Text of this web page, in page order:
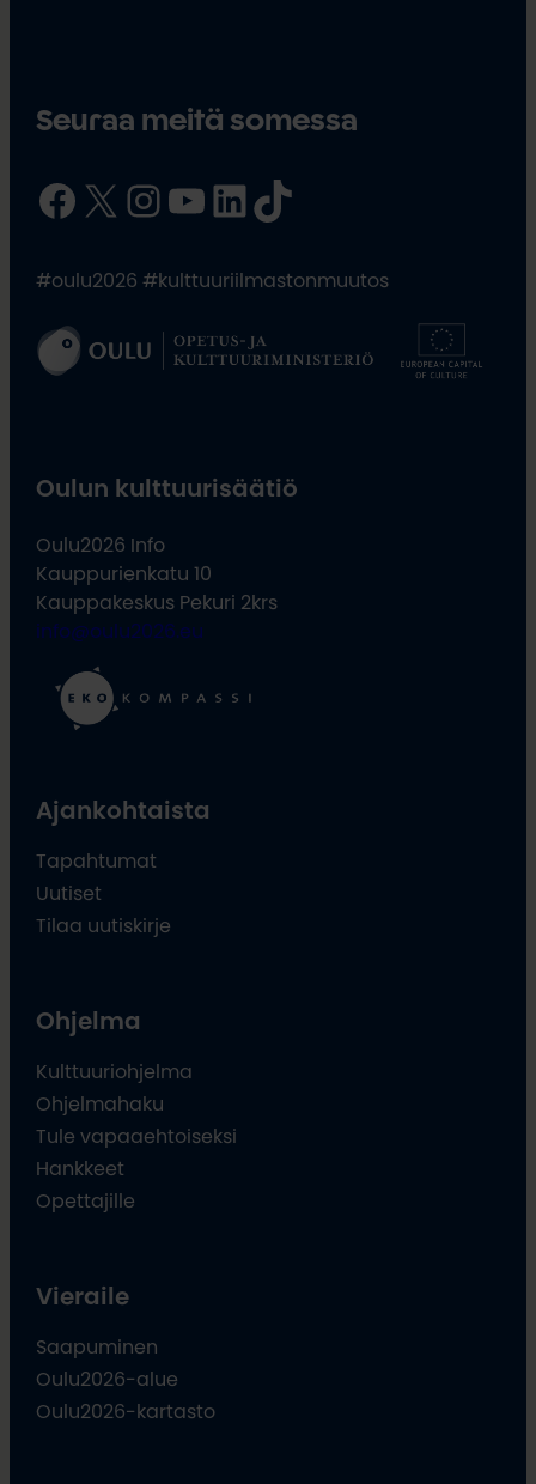
Seuraa meitä somessa
Facebook X InstagramYouTube LinkedIn TikTok
#oulu2026 #kulttuuriilmastonmuutos
Oulun kulttuurisäätiö
Oulu2026 Info
Kauppurienkatu 10
Kauppakeskus Pekuri 2krs
info@oulu2026.eu
Ajankohtaista
Tapahtumat
Uutiset
Tilaa uutiskirje
Ohjelma
Kulttuuriohjelma
Ohjelmahaku
Tule vapaaehtoiseksi
Hankkeet
Opettajille
Vieraile
Saapuminen
Oulu2026-alue
Oulu2026-kartasto